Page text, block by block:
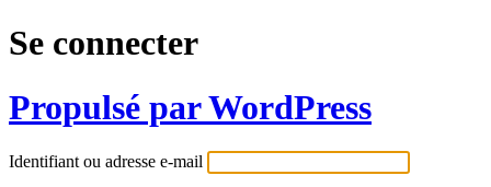
Se connecter
Propulsé par WordPress
Identifiant ou adresse e-mail